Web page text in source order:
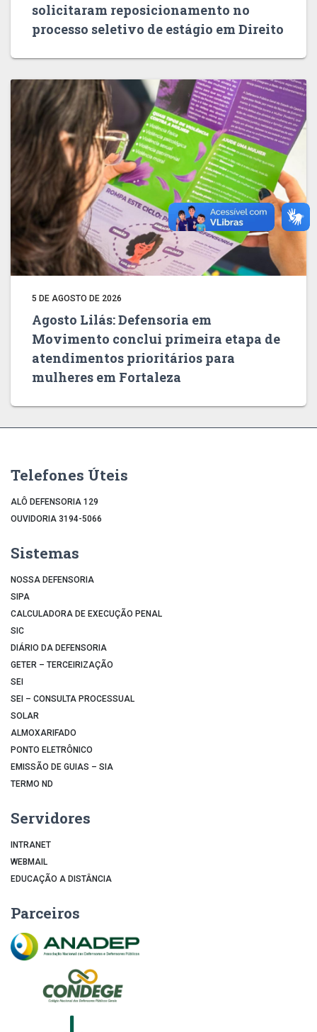
solicitaram reposicionamento no
processo seletivo de estágio em Direito
5 DE AGOSTO DE 2026
Agosto Lilás: Defensoria em
Movimento conclui primeira etapa de
atendimentos prioritários para
mulheres em Fortaleza
Telefones Úteis
ALÔ DEFENSORIA 129
OUVIDORIA 3194-5066
Sistemas
NOSSA DEFENSORIA
SIPA
CALCULADORA DE EXECUÇÃO PENAL
SIC
DIÁRIO DA DEFENSORIA
GETER – TERCEIRIZAÇÃO
SEI
SEI – CONSULTA PROCESSUAL
SOLAR
ALMOXARIFADO
PONTO ELETRÔNICO
EMISSÃO DE GUIAS – SIA
TERMO ND
Servidores
INTRANET
WEBMAIL
EDUCAÇÃO A DISTÂNCIA
Parceiros